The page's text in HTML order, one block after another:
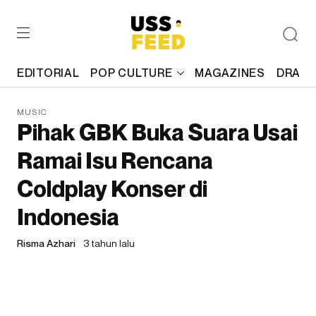
EDITORIAL POP CULTURE MAGAZINES
MUSIC
Pihak GBK Buka Suara Usai
Ramai Isu Rencana
Coldplay Konser di
Indonesia
Risma Azhari 3 tahun lalu